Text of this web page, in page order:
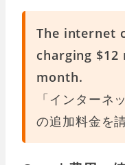
The internet
charging
month.
「インターネ
の追加料金を